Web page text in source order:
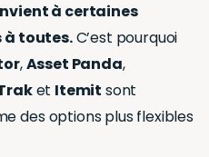
à certaines
à toutes.C’est pourquoi
,Asset Panda,
et Itemit sont
des options plus flexibles